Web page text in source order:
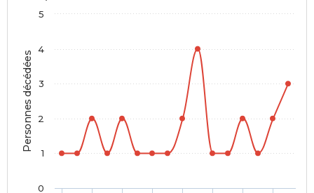
Personnes décédées
0
1
2
3
4
5